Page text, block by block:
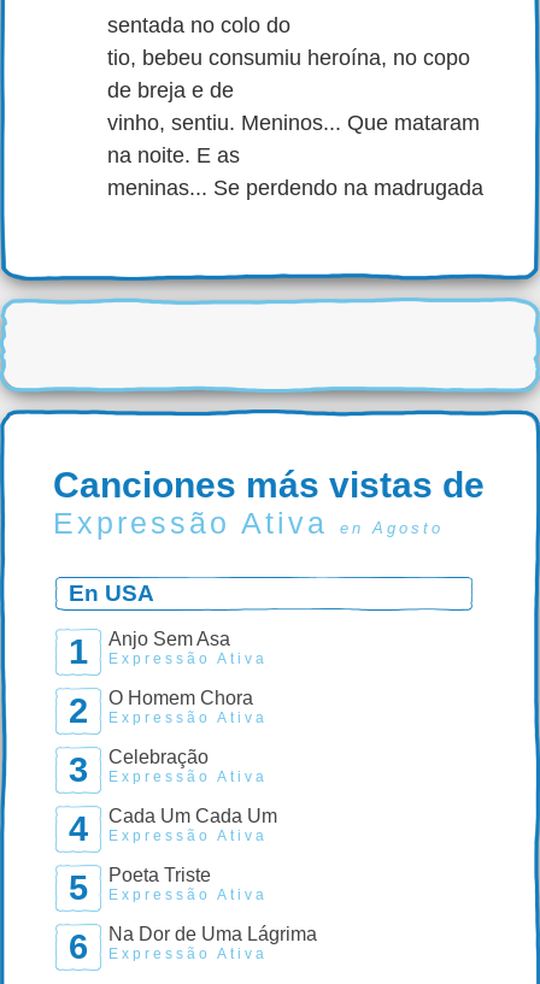
sentada no colo do
tio, bebeu consumiu heroína, no copo
de breja e de
vinho, sentiu. Meninos... Que mataram
na noite. E as
meninas... Se perdendo na madrugada
Canciones más vistas de
Expressão Ativa en Agosto
En USA
1 Anjo Sem Asa
Expressão Ativa
2 O Homem Chora
Expressão Ativa
3 Celebração
Expressão Ativa
4 Cada Um Cada Um
Expressão Ativa
5 Poeta Triste
Expressão Ativa
6 Na Dor de Uma Lágrima
Expressão Ativa